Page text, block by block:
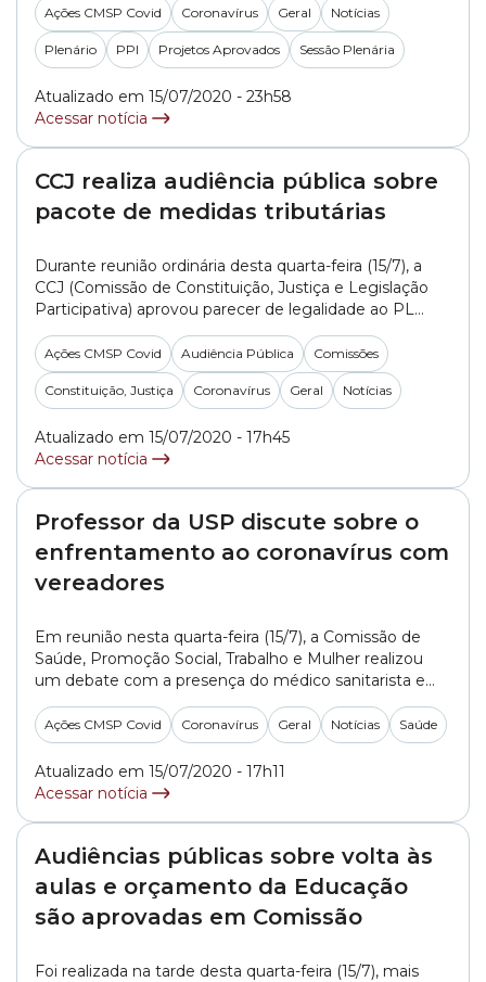
Finanças e Orçamento ao PL (Projeto de Lei)
630/2017, do Executivo. A proposta, que agora segue
Ações CMSP Covid Coronavírus Geral Notícias
Plenário PPI Projetos Aprovados Sessão Plenária
Atualizado em 15/07/2020 - 23h58
Acessar notícia
CCJ realiza audiência pública sobre
pacote de medidas tributárias
Durante reunião ordinária desta quarta-feira (15/7), a
CCJ (Comissão de Constituição, Justiça e Legislação
Participativa) aprovou parecer de legalidade ao PL
(Projeto de Lei) 241/2020, de autoria da vereadora
Janaína Lima (NOVO), que trata do fornecimento de
uniformes e materiais escolares da rede municipal de
ensino. O relatório opinando pela legalidade foi
Ações CMSP Covid Audiência Pública Comissões
Constituição, Justiça Coronavírus Geral Notícias
Atualizado em 15/07/2020 - 17h45
Acessar notícia
Professor da USP discute sobre o
enfrentamento ao coronavírus com
vereadores
Em reunião nesta quarta-feira (15/7), a Comissão de
Saúde, Promoção Social, Trabalho e Mulher realizou
um debate com a presença do médico sanitarista e
professor da Faculdade de Saúde Pública da USP
(Universidade de São Paulo), Gonzalo Vecina Neto,
sobre a evolução do coronavírus no Brasil e as medidas
Ações CMSP Covid Coronavírus Geral Notícias Saúde
Atualizado em 15/07/2020 - 17h11
Acessar notícia
Audiências públicas sobre volta às
aulas e orçamento da Educação
são aprovadas em Comissão
Foi realizada na tarde desta quarta-feira (15/7), mais